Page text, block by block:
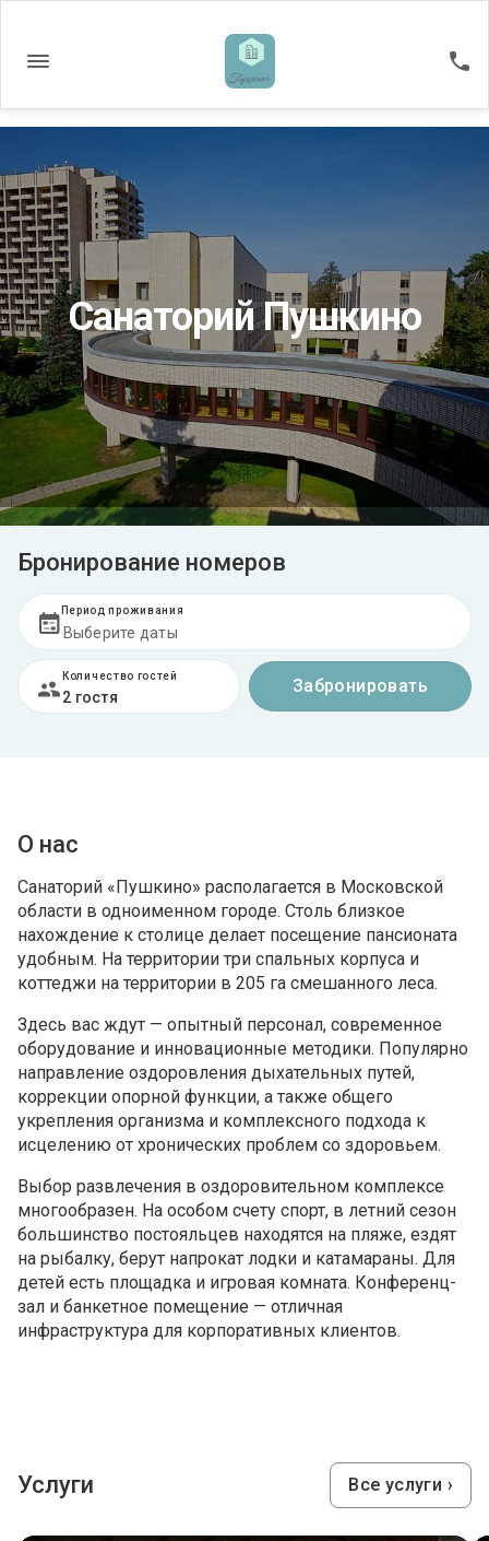
Санаторий Пушкино
Бронирование номеров
Период проживания
Количество гостей
2 гостя
Забронировать
О нас
Санаторий «Пушкино» располагается в Московской
области в одноименном городе. Столь близкое
нахождение к столице делает посещение пансионата
удобным. На территории три спальных корпуса и
коттеджи на территории в 205 га смешанного леса.
Здесь вас ждут — опытный персонал, современное
оборудование и инновационные методики. Популярно
направление оздоровления дыхательных путей,
коррекции опорной функции, а также общего
укрепления организма и комплексного подхода к
исцелению от хронических проблем со здоровьем.
Выбор развлечения в оздоровительном комплексе
многообразен. На особом счету спорт, в летний сезон
большинство постояльцев находятся на пляже, ездят
на рыбалку, берут напрокат лодки и катамараны. Для
детей есть площадка и игровая комната. Конференц-
зал и банкетное помещение — отличная
инфраструктура для корпоративных клиентов.
Услуги Все услуги ›